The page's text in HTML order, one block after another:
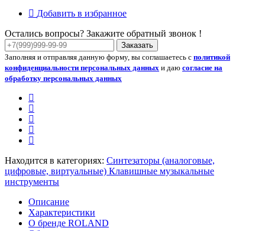
Добавить в избранное
Остались вопросы? Закажите обратный звонок !
Заказать
Заполняя и отправляя данную форму, вы соглашаетесь с политикой
конфиденциальности персональных данных и даю согласие на
обработку персональных данных
Находится в категориях: Синтезаторы (аналоговые,
цифровые, виртуальные) Клавишные музыкальные
инструменты
Описание
Характеристики
О бренде ROLAND